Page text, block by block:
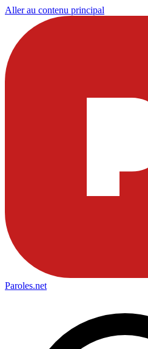
Aller au contenu principal
Paroles.net